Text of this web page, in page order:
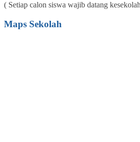
( Setiap calon siswa wajib datang
Maps Sekolah